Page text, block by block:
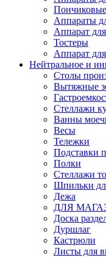
Аппараты
Аппарат
Тостеры
Аппарат
Нейтральное и
Столы
Вытяжные
Стеллажи
Ванны
Весы
Тележки
Подставки
Полки
Стеллажи
Шпильки
Дежа
ДЛЯ
Доска
Дуршлаг
Кастрюли
Листы для